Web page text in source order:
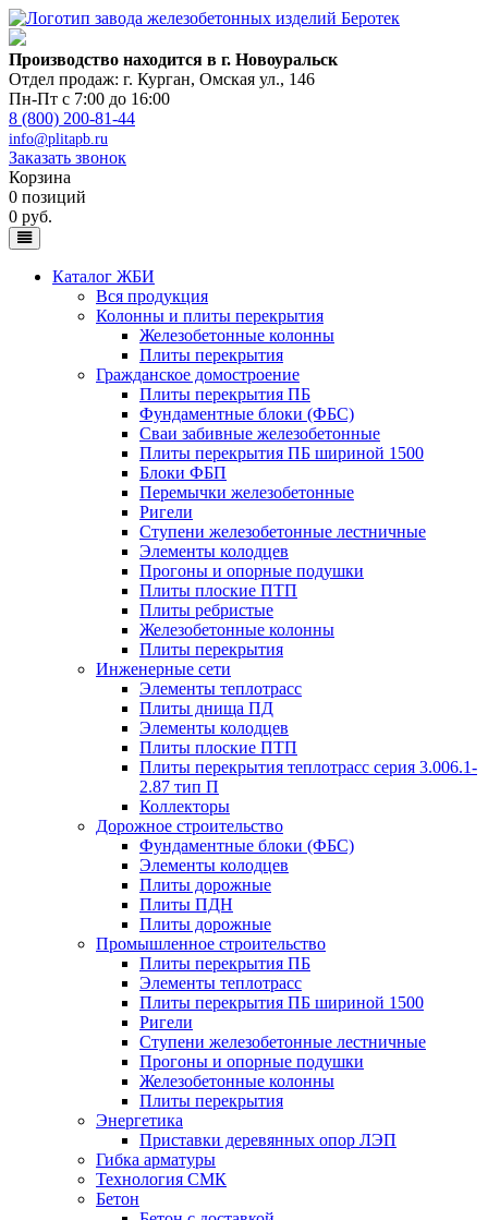
Производство находится в г. Новоуральск
Отдел продаж: г. Курган, Омская ул., 146
Пн-Пт с 7:00 до 16:00
8 (800) 200-81-44
info@plitapb.ru
Заказать звонок
Корзина
0 позиций
0 руб.
Каталог ЖБИ
Вся продукция
Колонны и плиты перекрытия
Железобетонные колонны
Плиты перекрытия
Гражданское домостроение
Плиты перекрытия ПБ
Фундаментные блоки (ФБС)
Сваи забивные железобетонные
Плиты перекрытия ПБ шириной 1500
Блоки ФБП
Перемычки железобетонные
Ригели
Ступени железобетонные лестничные
Элементы колодцев
Прогоны и опорные подушки
Плиты плоские ПТП
Плиты ребристые
Железобетонные колонны
Плиты перекрытия
Инженерные сети
Элементы теплотрасс
Плиты днища ПД
Элементы колодцев
Плиты плоские ПТП
Плиты перекрытия теплотрасс серия 3.006.1-
2.87 тип П
Коллекторы
Дорожное строительство
Фундаментные блоки (ФБС)
Элементы колодцев
Плиты дорожные
Плиты ПДН
Плиты дорожные
Промышленное строительство
Плиты перекрытия ПБ
Элементы теплотрасс
Плиты перекрытия ПБ шириной 1500
Ригели
Ступени железобетонные лестничные
Прогоны и опорные подушки
Железобетонные колонны
Плиты перекрытия
Энергетика
Приставки деревянных опор ЛЭП
Гибка арматуры
Технология СМК
Бетон